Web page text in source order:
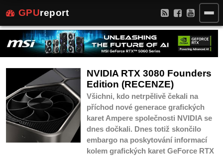
GPUreport
NVIDIA RTX 3080 Founders
Edition (RECENZE)
Všichni, kdo netrpělivě čekali na
příchod nové generace grafických
karet Ampere společnosti NVIDIA se
dnes dočkali. Dnes totiž skončilo
embargo na poskytování informací
kolem grafických karet GeForce RTX